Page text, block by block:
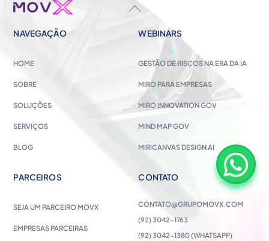
BACK
TOP
NAVEGAÇÃO
HOME
SOBRE
SOLUÇÕES
SERVIÇOS
BLOG
WEBINARS
GESTÃO DE RISCOS NA ERA DA IA
MIRO PARA EMPRESAS
MIRO INNOVATION GOV
MIND MAP GOV
MIRICANVAS DESIGN AI
PARCEIROS
SEJA UM PARCEIRO MOVX
EMPRESAS PARCEIRAS
CONTATO
CONTATO@GRUPOMOVX.COM
(92) 3042-1763
(92) 3042-1380 (WHATSAPP)